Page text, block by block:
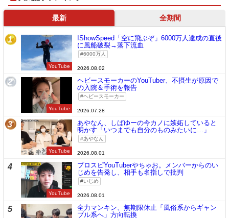
最新 全期間
1
YouTube
IShowSpeed「空に飛ぶぞ」6000万人達成の直後
に風船破裂→落下流血
6000万人
2026.08.02
2
YouTube
ヘビースモーカーのYouTuber、不摂生が原因で
の入院＆手術を報告
ヘビースモーカー
2026.07.28
3
YouTube
あやなん、しばゆーの今カノに嫉妬していると
明かす「いつまでも自分のものみたいに…」
あやなん
2026.08.01
4
YouTube
プロスピYouTuberやちゃお。メンバーからのい
じめを告発し、相手も名指しで批判
いじめ
2026.08.01
5
全力マンキン、無期限休止「風俗系からギャン
ブル系へ」方向転換